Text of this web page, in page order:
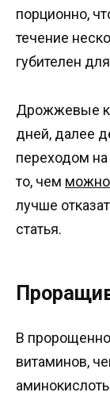
порционно,
течение
губителен
Дрожжевые
дней, далее
переходом
то, чем можно
лучше
статья.
В
витаминов,